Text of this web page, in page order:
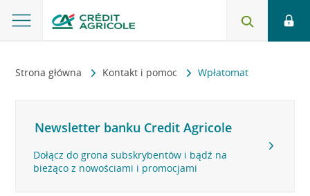
Strona główna Kontakt i pomoc Wpłatomat
Newsletter banku Credit Agricole
Dołącz do grona subskrybentów i bądź na
bieżąco z nowościami i promocjami